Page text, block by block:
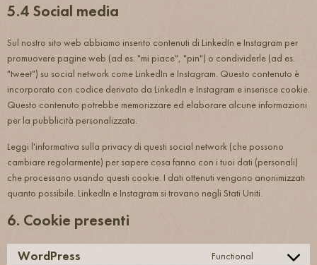
5.4 Social media
Sul nostro sito web abbiamo inserito contenuti di LinkedIn e Instagram per
promuovere pagine web (ad es. "mi piace", "pin") o condividerle (ad es.
"tweet") su social network come LinkedIn e Instagram. Questo contenuto è
incorporato con codice derivato da LinkedIn e Instagram e inserisce cookie.
Questo contenuto potrebbe memorizzare ed elaborare alcune informazioni
per la pubblicità personalizzata.
Leggi l'informativa sulla privacy di questi social network (che possono
cambiare regolarmente) per sapere cosa fanno con i tuoi dati (personali)
che processano usando questi cookie. I dati ottenuti vengono anonimizzati
quanto possibile. LinkedIn e Instagram si trovano negli Stati Uniti.
6. Cookie presenti
WordPress Functional